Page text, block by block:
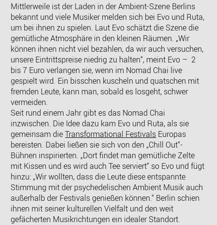
Mittlerweile ist der Laden in der Ambient-Szene Berlins
bekannt und viele Musiker melden sich bei Evo und Ruta,
um bei ihnen zu spielen. Laut Evo schätzt die Szene die
gemütliche Atmosphäre in den kleinen Räumen. „Wir
können ihnen nicht viel bezahlen, da wir auch versuchen,
unsere Eintrittspreise niedrig zu halten“, meint Evo – 2
bis 7 Euro verlangen sie, wenn im Nomad Chai live
gespielt wird. Ein bisschen kuscheln und quatschen mit
fremden Leute, kann man, sobald es losgeht, schwer
vermeiden.
Seit rund einem Jahr gibt es das Nomad Chai
inzwischen. Die Idee dazu kam Evo und Ruta, als sie
gemeinsam dieTransformational Festivals Europas
bereisten. Dabei ließen sie sich von den „Chill Out“-
Bühnen inspirierten. „Dort findet man gemütliche Zelte
mit Kissen und es wird auch Tee serviert“ so Evo und fügt
hinzu: „Wir wollten, dass die Leute diese entspannte
Stimmung mit der psychedelischen Ambient Musik auch
außerhalb der Festivals genießen können.“ Berlin schien
ihnen mit seiner kulturellen Vielfalt und den weit
gefächerten Musikrichtungen ein idealer Standort.